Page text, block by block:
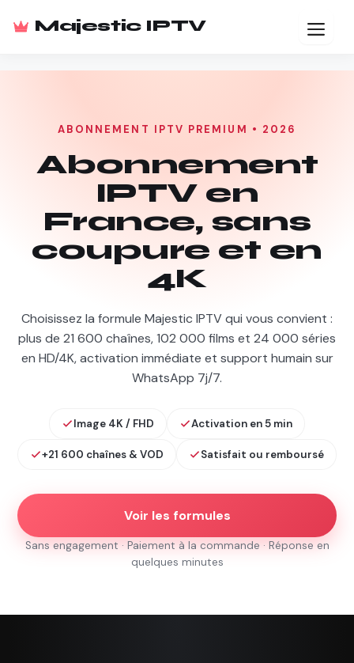
Majestic IPTV
ABONNEMENT IPTV PREMIUM • 2026
Abonnement
IPTV en
France, sans
coupure et en
4K
Choisissez la formule Majestic IPTV qui vous convient :
plus de 21 600 chaînes, 102 000 films et 24 000 séries
en HD/4K, activation immédiate et support humain sur
WhatsApp 7j/7.
Image 4K / FHD Activation en 5 min
+21 600 chaînes & VOD Satisfait ou remboursé
Voir les formules
Sans engagement · Paiement à la commande · Réponse en
quelques minutes